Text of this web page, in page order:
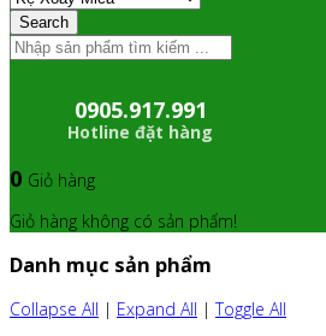
Search
0905.917.991
Hotline đặt hàng
0 Giỏ hàng
Giỏ hàng không có sản phẩm!
Danh mục sản phẩm
Collapse All | Expand All |Toggle All